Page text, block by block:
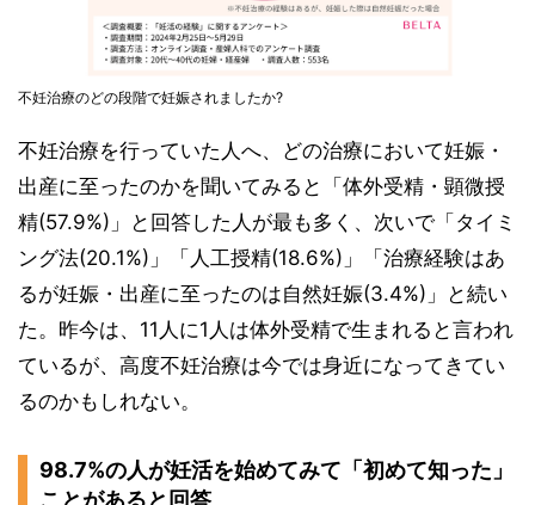
不妊治療のどの段階で妊娠されましたか?
不妊治療を行っていた人へ、どの治療において妊娠・
出産に至ったのかを聞いてみると「体外受精・顕微授
精(57.9%)」と回答した人が最も多く、次いで「タイミ
ング法(20.1%)」「人工授精(18.6%)」「治療経験はあ
るが妊娠・出産に至ったのは自然妊娠(3.4%)」と続い
た。昨今は、11人に1人は体外受精で生まれると言われ
ているが、高度不妊治療は今では身近になってきてい
るのかもしれない。
98.7%の人が妊活を始めてみて「初めて知った」
ことがあると回答